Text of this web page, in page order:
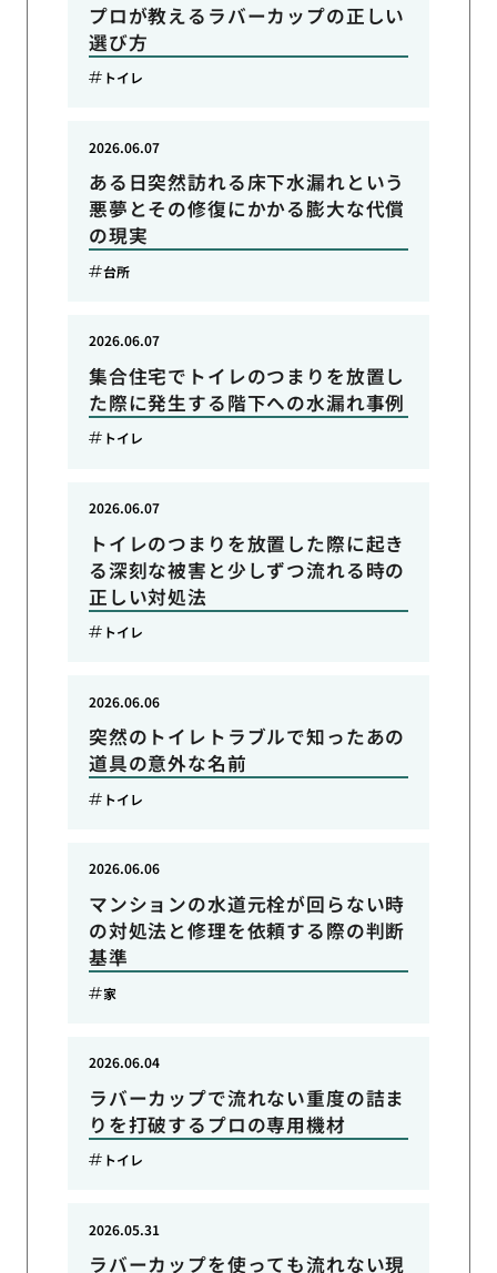
プロが教えるラバーカップの正しい
選び方
トイレ
ある日突然訪れる床下水漏れという
悪夢とその修復にかかる膨大な代償
の現実
2026.06.07
台所
集合住宅でトイレのつまりを放置し
た際に発生する階下への水漏れ事例
2026.06.07
トイレ
トイレのつまりを放置した際に起き
る深刻な被害と少しずつ流れる時の
正しい対処法
2026.06.07
トイレ
突然のトイレトラブルで知ったあの
道具の意外な名前
2026.06.06
トイレ
マンションの水道元栓が回らない時
の対処法と修理を依頼する際の判断
基準
2026.06.06
家
ラバーカップで流れない重度の詰ま
りを打破するプロの専用機材
2026.06.04
トイレ
ラバーカップを使っても流れない現
2026.05.31